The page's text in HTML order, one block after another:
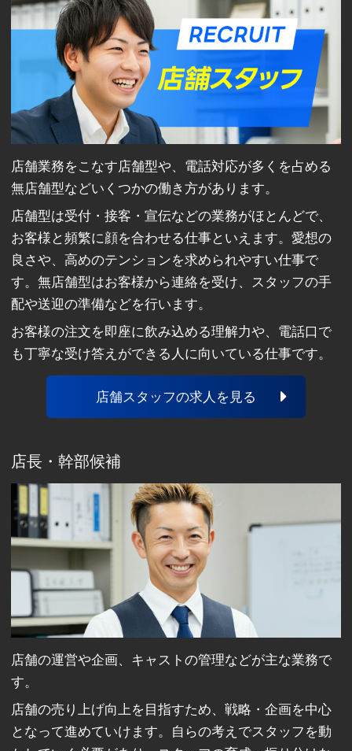
店舗業務をこなす店舗型や、電話対応が多くを占める
無店舗型などいくつかの働き方があります。
店舗型は受付・接客・宣伝などの業務がほとんどで、
お客様と頻繁に顔を合わせる仕事といえます。愛想の
良さや、高めのテンションを求められやすい仕事で
す。無店舗型はお客様から連絡を受け、スタッフの手
配や送迎の準備などを行います。
お客様の注文を即座に飲み込める理解力や、電話口で
も丁寧な受け答えができる人に向いている仕事です。
店舗スタッフの求人を見る
店長・幹部候補
店舗の運営や企画、キャストの管理などが主な業務で
す。
店舗の売り上げ向上を目指すため、戦略・企画を中心
となって進めていけます。自らの考えでスタッフを動